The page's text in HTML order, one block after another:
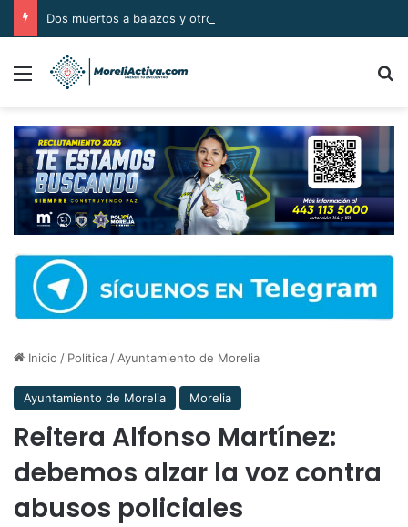
Menú
Inicio / Política / Ayuntamiento de Morelia
Ayuntamiento de Morelia Morelia
Reitera Alfonso Martínez:
debemos alzar la voz contra
abusos policiales